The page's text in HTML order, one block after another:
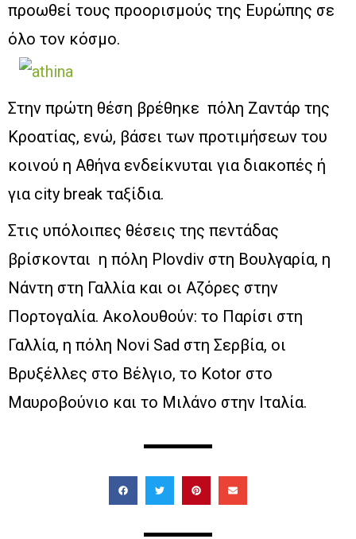
προωθεί τους προορισμούς της Ευρώπης σε
όλο τον κόσμο.
Στην πρώτη θέση βρέθηκε πόλη Ζαντάρ της
Κροατίας, ενώ, βάσει των προτιμήσεων του
κοινού η Αθήνα ενδείκνυται για διακοπές ή
για city break ταξίδια.
Στις υπόλοιπες θέσεις της πεντάδας
βρίσκονται η πόλη Plovdiv στη Βουλγαρία, η
Νάντη στη Γαλλία και οι Αζόρες στην
Πορτογαλία. Ακολουθούν: το Παρίσι στη
Γαλλία, η πόλη Novi Sad στη Σερβία, οι
Βρυξέλλες στο Βέλγιο, το Κotor στο
Μαυροβούνιο και το Μιλάνο στην Ιταλία.